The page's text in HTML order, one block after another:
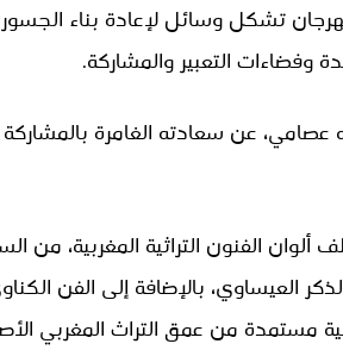
تشكل وسائل لإعادة بناء
وفضاءات التعبير والمشاركة.
عصامي، عن سعادته الغامرة
الفنون التراثية المغربية، من
العيساوي، بالإضافة إلى الفن
مستمدة من عمق التراث المغربي